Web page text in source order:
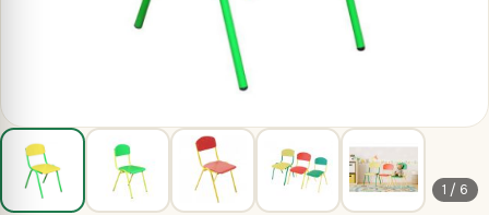
1 / 6